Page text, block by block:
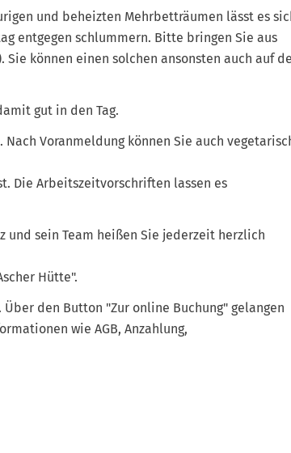
und beheizten Mehrbetträumen lässt es
entgegen schlummern. Bitte bringen Sie aus
können einen solchen ansonsten auch auf
gut in den Tag.
Voranmeldung können Sie auch
Die Arbeitszeitvorschriften lassen es
und sein Team heißen Sie jederzeit herzlich
Hütte".
den Button "Zur online Buchung" gelangen
wie AGB, Anzahlung,